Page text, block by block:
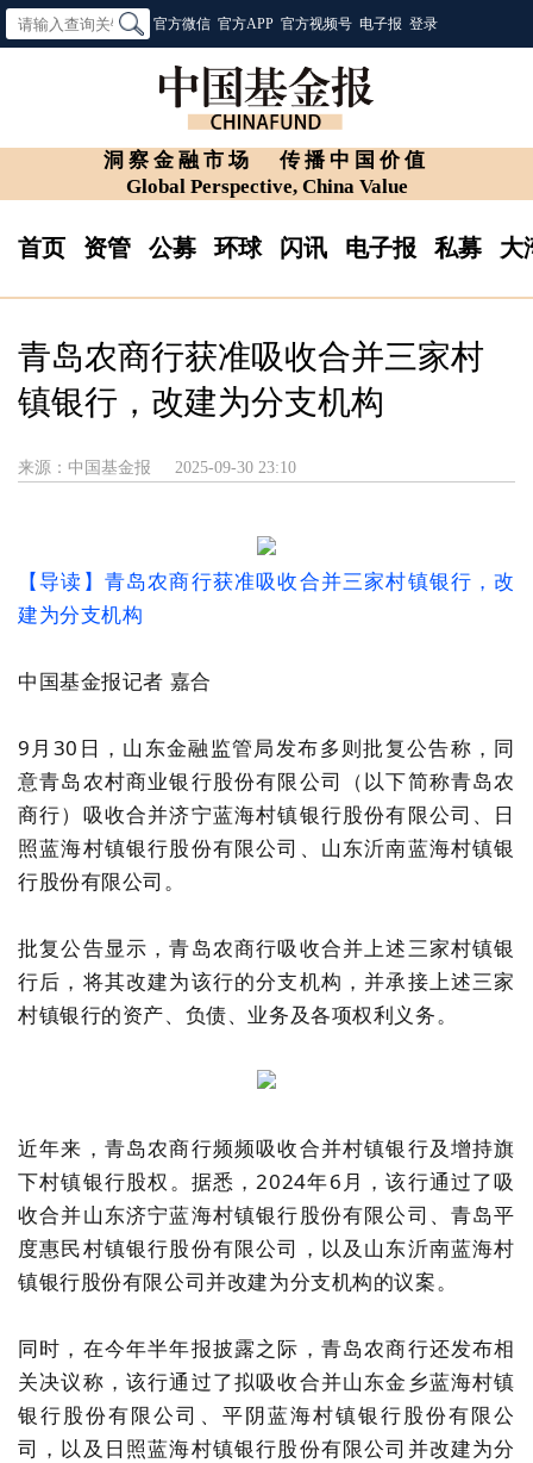
官方微信 官方APP 官方视频号 电子报 登录
洞察金融市场
传播中国价值
Global Perspective, China Value
首页 资管 公募 环球 闪讯 电子报 私募 大
青岛农商行获准吸收合并三家村
镇银行，改建为分支机构
来源：中国基金报 2025-09-30 23:10
【导读】青岛农商行获准吸收合并三家村镇银行，改
建为分支机构
中国基金报记者 嘉合
9月30日，山东金融监管局发布多则批复公告称，同
意青岛农村商业银行股份有限公司（以下简称青岛农
商行）吸收合并济宁蓝海村镇银行股份有限公司、日
照蓝海村镇银行股份有限公司、山东沂南蓝海村镇银
行股份有限公司。
批复公告显示，青岛农商行吸收合并上述三家村镇银
行后，将其改建为该行的分支机构，并承接上述三家
村镇银行的资产、负债、业务及各项权利义务。
近年来，青岛农商行频频吸收合并村镇银行及增持旗
下村镇银行股权。据悉，2024年6月，该行通过了吸
收合并山东济宁蓝海村镇银行股份有限公司、青岛平
度惠民村镇银行股份有限公司，以及山东沂南蓝海村
镇银行股份有限公司并改建为分支机构的议案。
同时，在今年半年报披露之际，青岛农商行还发布相
关决议称，该行通过了拟吸收合并山东金乡蓝海村镇
银行股份有限公司、平阴蓝海村镇银行股份有限公
司，以及日照蓝海村镇银行股份有限公司并改建为分